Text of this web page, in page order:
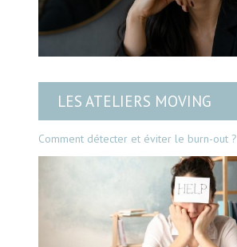
LES ATELIERS MOVING
Comment détecter et éviter le burn-out ?